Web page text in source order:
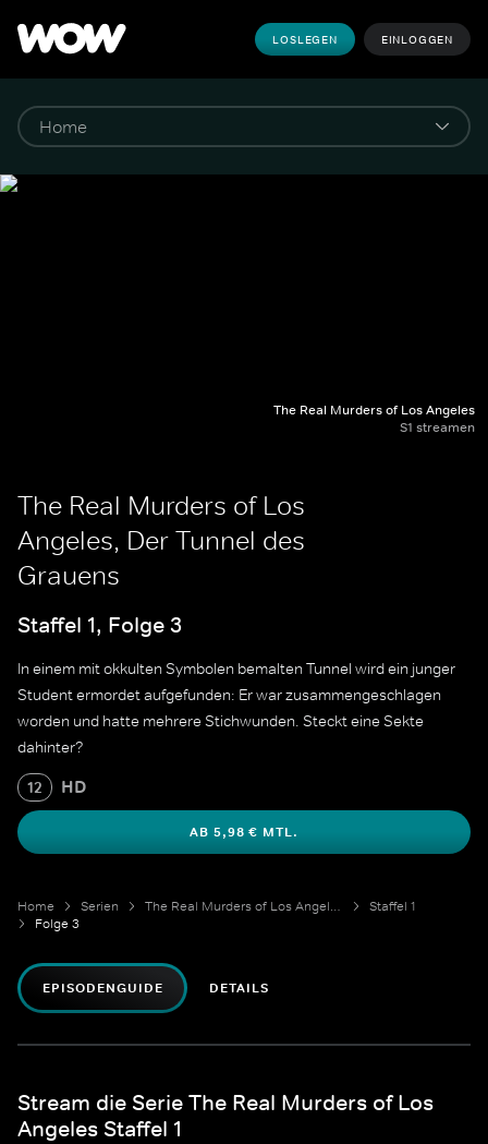
LOSLEGEN EINLOGGEN
The Real Murders of Los Angeles
S1 streamen
The Real Murders of Los
Angeles, Der Tunnel des
Grauens
Staffel 1, Folge 3
In einem mit okkulten Symbolen bemalten Tunnel wird ein junger
Student ermordet aufgefunden: Er war zusammengeschlagen
worden und hatte mehrere Stichwunden. Steckt eine Sekte
dahinter?
12 HD
AB 5,98 € MTL.
Home Serien The Real Murders of Los Angeles
Staffel 1
Folge 3
EPISODENGUIDE DETAILS
Stream die Serie The Real Murders of Los
Angeles Staffel 1